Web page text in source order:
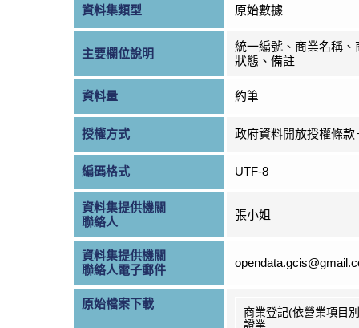
資料集類型 原始數據
主要欄位說明
統一編號、商業名稱、
狀態、備註
資料量 約筆
授權方式 政府資料開放授權條款
編碼格式 UTF-8
資料集提供機關
聯絡人
張小姐
資料集提供機關
聯絡人電子郵件
原始檔案下載
商業登記(依營業項目
證業